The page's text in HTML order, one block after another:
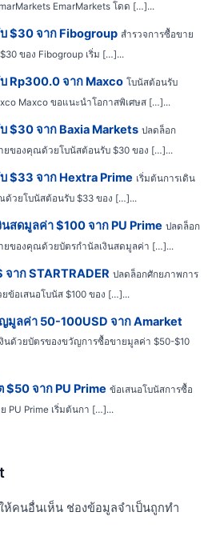
EmarMarkets โดด […]...
$30 จาก Fibogroup สำรวจการซื้อขาย
ของ Fibogroup เริ่ม […]...
Rp300.0 จาก Maxco โบนัสต้อนรับ
Maxco ขอแนะนำโอกาสพิเศษส […]...
$30 จาก Baxia Markets ปลดล็อก
ยของคุณด้วยโบนัสต้อนรับ $30 ของ […]...
$33 จาก Hextra Prime เริ่มต้นการเดิน
ด้วยโบนัสต้อนรับ $33 ของ […]...
สดมูลค่า $100 จาก PU Prime ปลดล็อก
ยของคุณด้วยบัตรกำนัลเงินสดมูลค่า […]...
าก STARTRADER ปลดล็อกศักยภาพการ
ข้อเสนอโบนัส $100 ของ […]...
มูลค่า 50-100USD จาก Amarket
นด้วยบัตรของขวัญการซื้อขายมูลค่า $50-$10
$50 จาก PU Prime ข้อเสนอโบนัสการซื้อ
PU Prime เริ่มต้นกา […]...
ห้คนอื่นเห็น ช่องข้อมูลจำเป็นถูกทำ